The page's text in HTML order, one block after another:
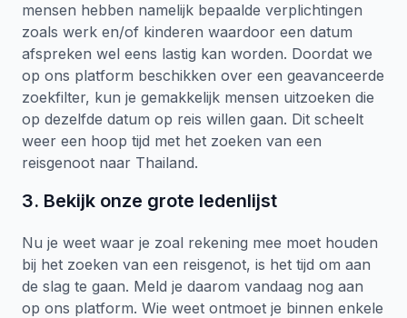
mensen hebben namelijk bepaalde verplichtingen
zoals werk en/of kinderen waardoor een datum
afspreken wel eens lastig kan worden. Doordat we
op ons platform beschikken over een geavanceerde
zoekfilter, kun je gemakkelijk mensen uitzoeken die
op dezelfde datum op reis willen gaan. Dit scheelt
weer een hoop tijd met het zoeken van een
reisgenoot naar Thailand.
3. Bekijk onze grote ledenlijst
Nu je weet waar je zoal rekening mee moet houden
bij het zoeken van een reisgenot, is het tijd om aan
de slag te gaan. Meld je daarom vandaag nog aan
op ons platform. Wie weet ontmoet je binnen enkele